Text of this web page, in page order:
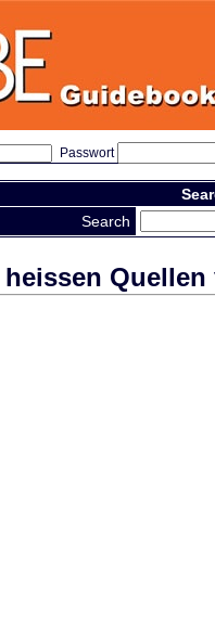
Passwort
Search
heissen